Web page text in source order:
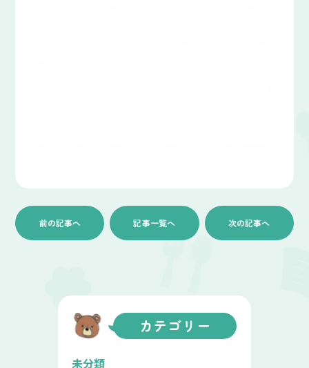
前の記事へ 記事一覧へ 次の記事へ
カテゴリー
未分類